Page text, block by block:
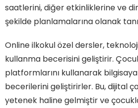
saatlerini, diğer etkinliklerine ve
şekilde planlamalarına olanak
Online ilkokul özel dersler,
kullanma becerisini geliştirir.
platformlarını kullanarak
becerilerini geliştirirler. Bu, dijital
yetenek haline gelmiştir ve